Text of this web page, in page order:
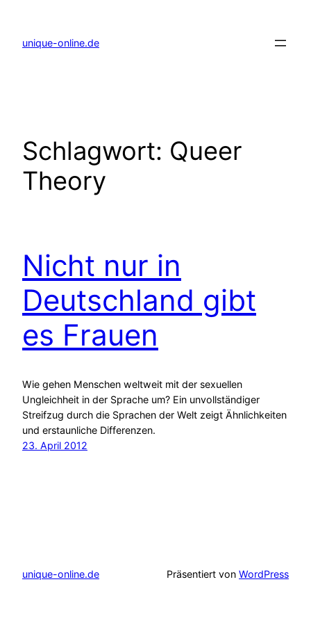
springen
unique-online.de
Schlagwort: Queer
Theory
Nicht nur in
Deutschland gibt
es Frauen
Wie gehen Menschen weltweit mit der sexuellen
Ungleichheit in der Sprache um? Ein unvollständiger
Streifzug durch die Sprachen der Welt zeigt Ähnlichkeiten
und erstaunliche Differenzen.
23. April 2012
unique-online.de Präsentiert von WordPress